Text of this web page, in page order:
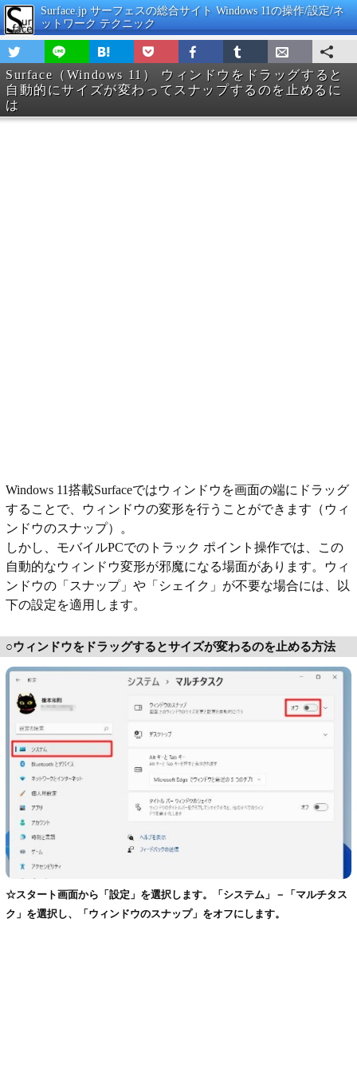
Surface.jp サーフェスの総合サイト Windows 11の操作/設定/ネ
ットワーク テクニック
Surface（Windows 11） ウィンドウをドラッグすると
自動的にサイズが変わってスナップするのを止めるに
は
Windows 11搭載Surfaceではウィンドウを画面の端にドラッグ
することで、ウィンドウの変形を行うことができます（ウィ
ンドウのスナップ）。
しかし、モバイルPCでのトラック ポイント操作では、この
自動的なウィンドウ変形が邪魔になる場面があります。ウィ
ンドウの「スナップ」や「シェイク」が不要な場合には、以
下の設定を適用します。
○ウィンドウをドラッグするとサイズが変わるのを止める方法
☆スタート画面から「設定」を選択します。「システム」－「マルチタス
ク」を選択し、「ウィンドウのスナップ」をオフにします。